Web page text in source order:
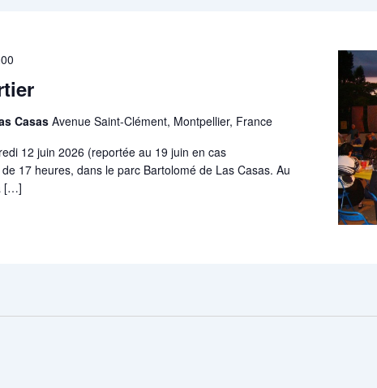
CasasAvenue Saint-Clément, Montpellier, France
12 juin 2026 (reportée au 19 juin en cas
17 heures, dans le parc Bartolomé de Las Casas. Au
[…]